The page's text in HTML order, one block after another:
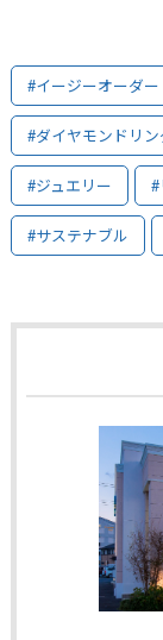
#イージーオーダー
#ダイヤモンドリン
#ジュエリー #
#サステナブル